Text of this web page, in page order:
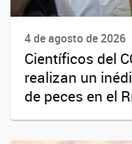
4 de agosto de 2026
Científicos del
realizan un
de peces en el